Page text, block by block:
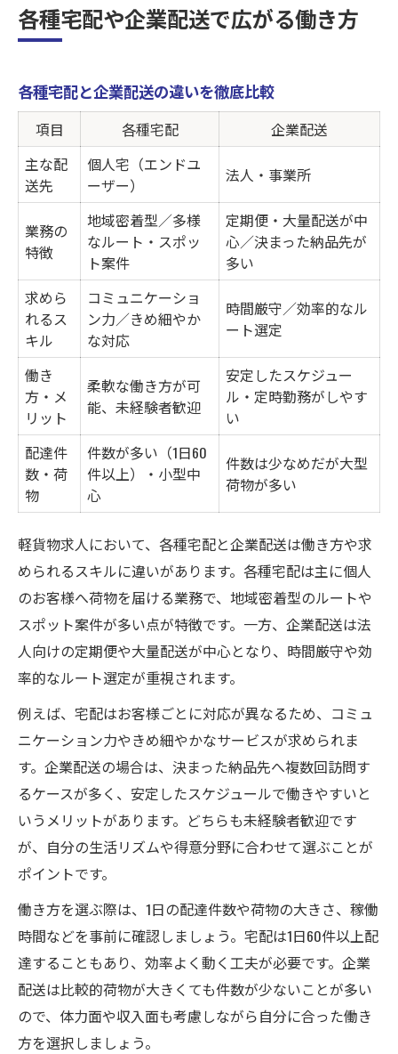
各種宅配や企業配送で広がる働き方
各種宅配と企業配送の違いを徹底比較
項目 各種宅配
企業配送
主な配
送先
個人宅（エンドユ
ーザー）
法人・事業所
業務の
特徴
地域密着型／多様
なルート・スポッ
ト案件
定期便・大量配送が中
心／決まった納品先が
多い
求めら
れるス
キル
コミュニケーショ
ン力／きめ細やか
な対応
時間厳守／効率的なル
ート選定
働き
方・メ
リット
柔軟な働き方が可
能、未経験者歓迎
安定したスケジュー
ル・定時勤務がしやす
い
配達件
数・荷
物
件数が多い（1日60
件以上）・小型中
心
件数は少なめだが大型
荷物が多い
軽貨物求人において、各種宅配と企業配送は働き方や求
められるスキルに違いがあります。各種宅配は主に個人
のお客様へ荷物を届ける業務で、地域密着型のルートや
スポット案件が多い点が特徴です。一方、企業配送は法
人向けの定期便や大量配送が中心となり、時間厳守や効
率的なルート選定が重視されます。
例えば、宅配はお客様ごとに対応が異なるため、コミュ
ニケーション力やきめ細やかなサービスが求められま
す。企業配送の場合は、決まった納品先へ複数回訪問す
るケースが多く、安定したスケジュールで働きやすいと
いうメリットがあります。どちらも未経験者歓迎です
が、自分の生活リズムや得意分野に合わせて選ぶことが
ポイントです。
働き方を選ぶ際は、1日の配達件数や荷物の大きさ、稼働
時間などを事前に確認しましょう。宅配は1日60件以上配
達することもあり、効率よく動く工夫が必要です。企業
配送は比較的荷物が大きくても件数が少ないことが多い
ので、体力面や収入面も考慮しながら自分に合った働き
方を選択しましょう。